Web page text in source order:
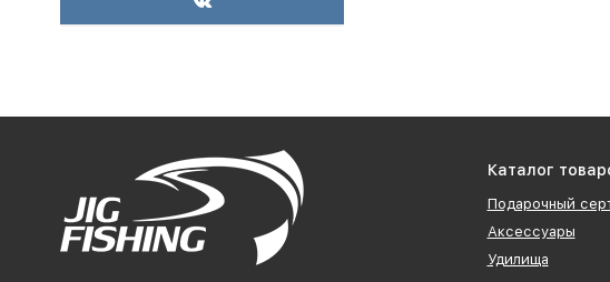
Каталог
Подарочный
Аксессуары
Удилища